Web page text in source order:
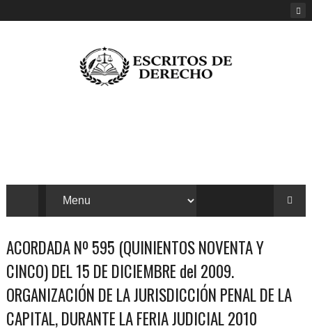
ACORDADA Nº 595 (QUINIENTOS NOVENTA Y
CINCO) DEL 15 DE DICIEMBRE del 2009.
ORGANIZACIÓN DE LA JURISDICCIÓN PENAL DE LA
CAPITAL, DURANTE LA FERIA JUDICIAL 2010